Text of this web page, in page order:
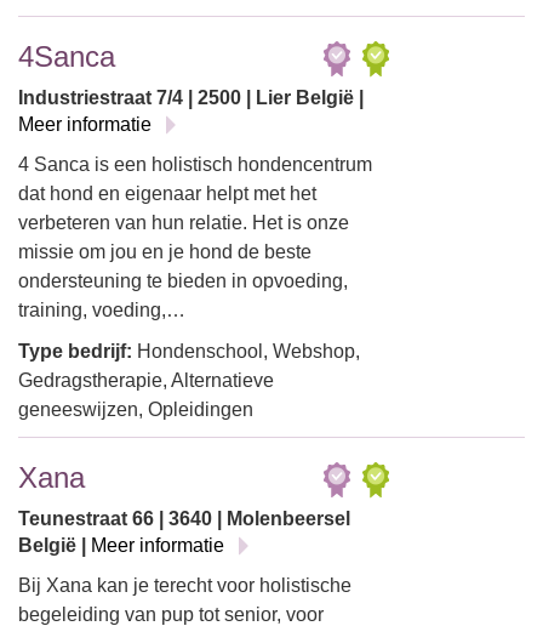
4Sanca
Industriestraat 7/4 | 2500 | Lier België |
Meer informatie
4 Sanca is een holistisch hondencentrum
dat hond en eigenaar helpt met het
verbeteren van hun relatie. Het is onze
missie om jou en je hond de beste
ondersteuning te bieden in opvoeding,
training, voeding,…
Type bedrijf: Hondenschool, Webshop,
Gedragstherapie, Alternatieve
geneeswijzen, Opleidingen
Xana
Teunestraat 66 | 3640 | Molenbeersel
België |
Meer informatie
Bij Xana kan je terecht voor holistische
begeleiding van pup tot senior, voor